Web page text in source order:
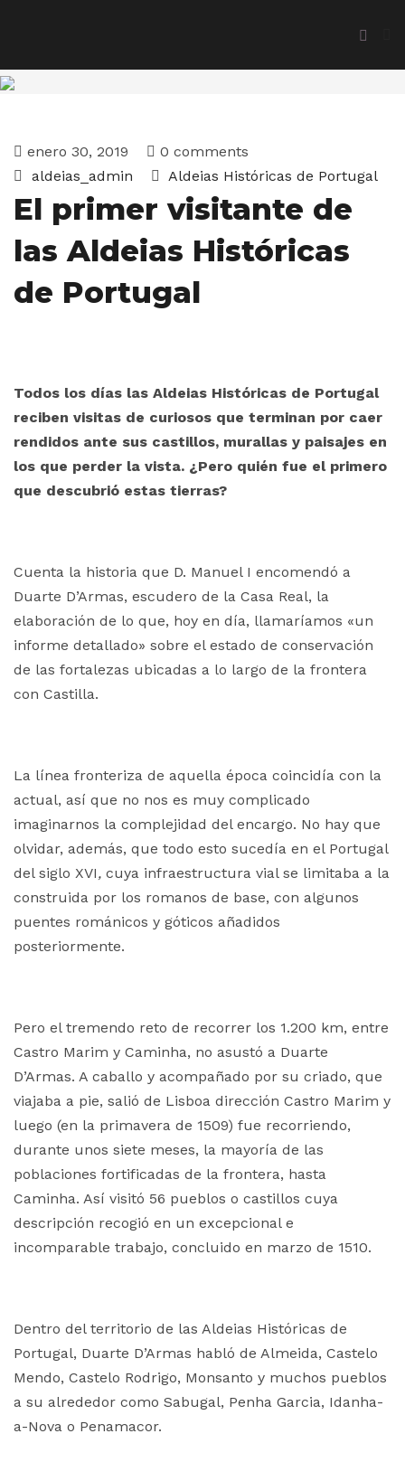
enero 30, 2019
0 comments
aldeias_admin
Aldeias Históricas de Portugal
El primer visitante de
las Aldeias Históricas
de Portugal
Todos los días las Aldeias Históricas de Portugal
reciben visitas de curiosos que terminan por caer
rendidos ante sus castillos, murallas y paisajes en
los que perder la vista. ¿Pero quién fue el primero
que descubrió estas tierras?
Cuenta la historia que D. Manuel I encomendó a
Duarte D’Armas, escudero de la Casa Real, la
elaboración de lo que, hoy en día, llamaríamos «un
informe detallado» sobre el estado de conservación
de las fortalezas ubicadas a lo largo de la frontera
con Castilla.
La línea fronteriza de aquella época coincidía con la
actual, así que no nos es muy complicado
imaginarnos la complejidad del encargo. No hay que
olvidar, además, que todo esto sucedía en el Portugal
del siglo XVI, cuya infraestructura vial se limitaba a la
construida por los romanos de base, con algunos
puentes románicos y góticos añadidos
posteriormente.
Pero el tremendo reto de recorrer los 1.200 km, entre
Castro Marim y Caminha, no asustó a Duarte
D’Armas. A caballo y acompañado por su criado, que
viajaba a pie, salió de Lisboa dirección Castro Marim y
luego (en la primavera de 1509) fue recorriendo,
durante unos siete meses, la mayoría de las
poblaciones fortificadas de la frontera, hasta
Caminha. Así visitó 56 pueblos o castillos cuya
descripción recogió en un excepcional e
incomparable trabajo, concluido en marzo de 1510.
Dentro del territorio de las Aldeias Históricas de
Portugal, Duarte D’Armas habló de Almeida, Castelo
Mendo, Castelo Rodrigo, Monsanto y muchos pueblos
a su alrededor como Sabugal, Penha Garcia, Idanha-
a-Nova o Penamacor.